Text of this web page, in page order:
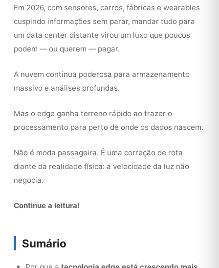
Em 2026, com sensores, carros, fábricas e wearables
cuspindo informações sem parar, mandar tudo para
um data center distante virou um luxo que poucos
podem — ou querem — pagar.
A nuvem continua poderosa para armazenamento
massivo e análises profundas.
Mas o edge ganha terreno rápido ao trazer o
processamento para perto de onde os dados nascem.
Não é moda passageira. É uma correção de rota
diante da realidade física: a velocidade da luz não
negocia.
Continue a leitura!
Sumário